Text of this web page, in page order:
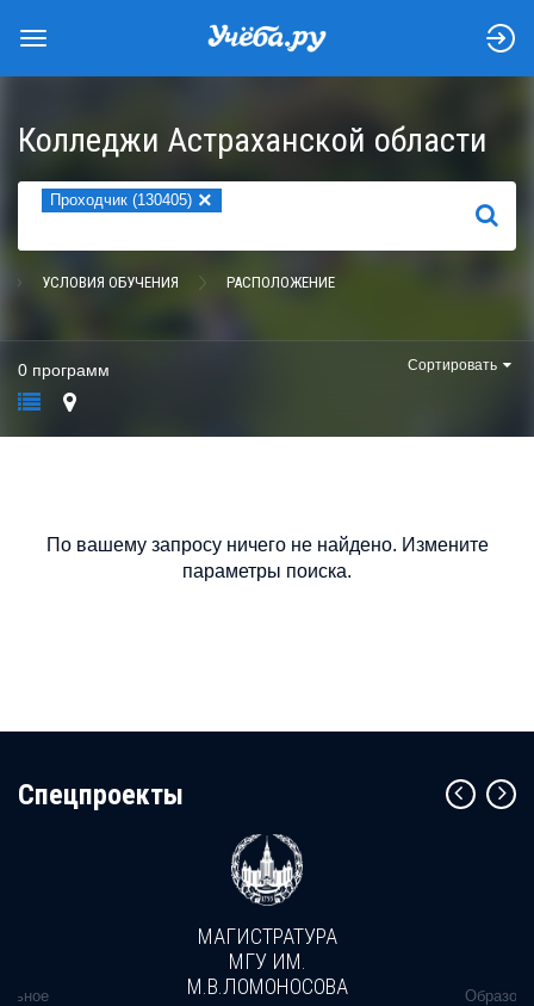
Колледжи Астраханской области
Проходчик (130405) ×
НАЙТИ
УСЛОВИЯ ОБУЧЕНИЯ РАСПОЛОЖЕНИЕ
0 программ Сортировать
По вашему запросу ничего не найдено. Измените
параметры поиска.
Cпецпроекты
МАГИСТРАТУРА
МГУ ИМ.
М.В.ЛОМОНОСОВА